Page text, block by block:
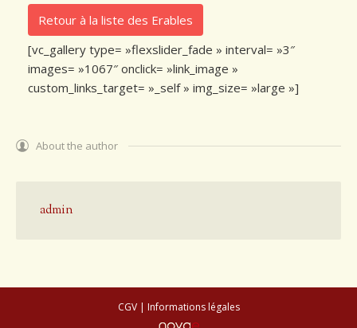
Retour à la liste des Erables
[vc_gallery type= »flexslider_fade » interval= »3″
images= »1067″ onclick= »link_image »
custom_links_target= »_self » img_size= »large »]
About the author
admin
CGV| Informations légales